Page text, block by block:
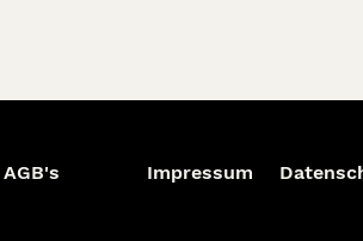
AGB's Impressum